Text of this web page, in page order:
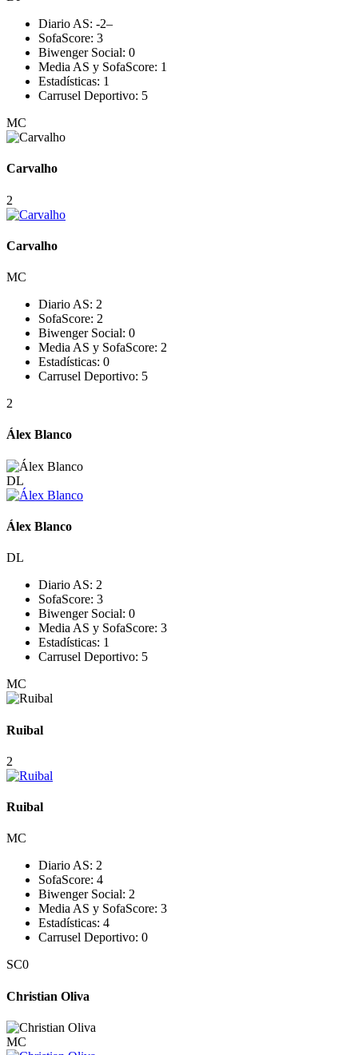
Diario AS: -2–
SofaScore: 3
Biwenger Social: 0
Media AS y SofaScore: 1
Estadísticas: 1
Carrusel Deportivo: 5
MC
Carvalho
2
Carvalho
MC
Diario AS: 2
SofaScore: 2
Biwenger Social: 0
Media AS y SofaScore: 2
Estadísticas: 0
Carrusel Deportivo: 5
2
Álex Blanco
DL
Álex Blanco
DL
Diario AS: 2
SofaScore: 3
Biwenger Social: 0
Media AS y SofaScore: 3
Estadísticas: 1
Carrusel Deportivo: 5
MC
Ruibal
2
Ruibal
MC
Diario AS: 2
SofaScore: 4
Biwenger Social: 2
Media AS y SofaScore: 3
Estadísticas: 4
Carrusel Deportivo: 0
SC0
Christian Oliva
MC